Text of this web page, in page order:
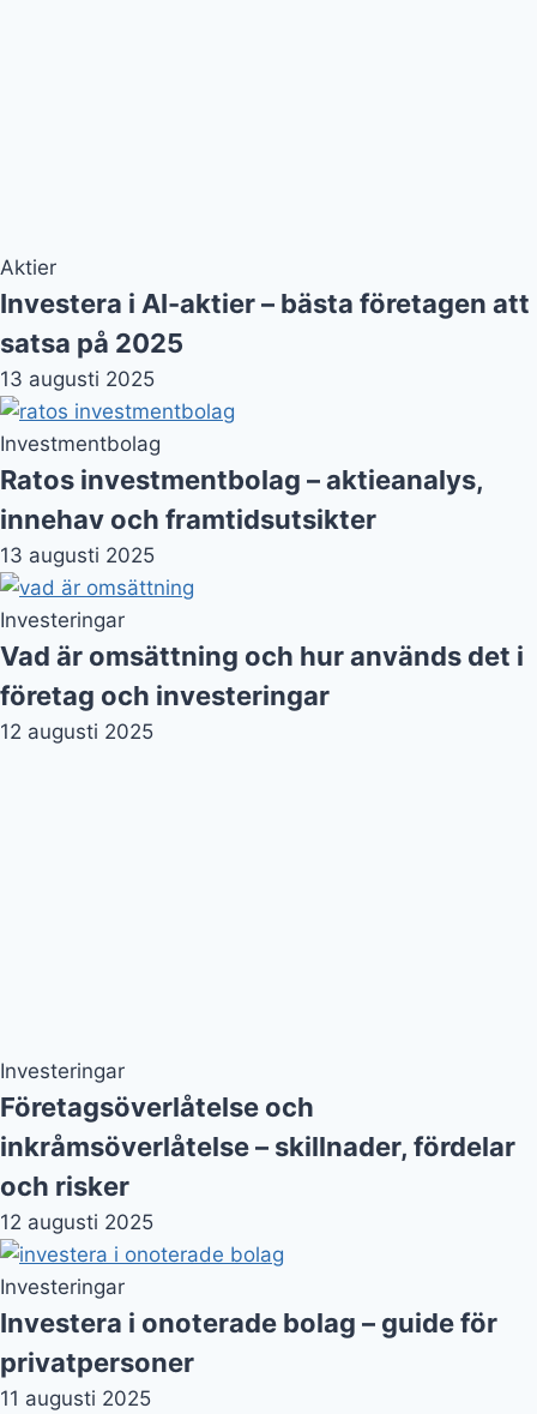
Aktier
Investera i AI-aktier – bästa företagen att
satsa på 2025
13 augusti 2025
Investmentbolag
Ratos investmentbolag – aktieanalys,
innehav och framtidsutsikter
13 augusti 2025
Investeringar
Vad är omsättning och hur används det i
företag och investeringar
12 augusti 2025
Investeringar
Företagsöverlåtelse och
inkråmsöverlåtelse – skillnader, fördelar
och risker
12 augusti 2025
Investeringar
Investera i onoterade bolag – guide för
privatpersoner
11 augusti 2025